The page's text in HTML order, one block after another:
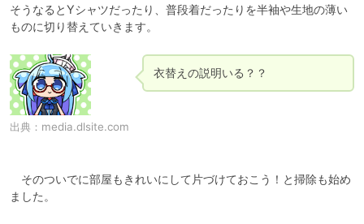
そうなるとYシャツだったり、普段着だったりを半袖や生地の薄い
出典： media.dlsite.com
そのついでに部屋もきれいにして片づけておこう！と掃除も始め
ました。